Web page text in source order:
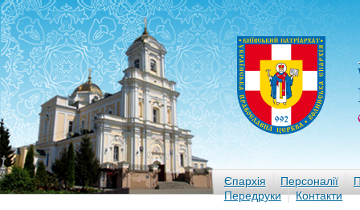
Єпархія Персоналії
Передруки
Контакти